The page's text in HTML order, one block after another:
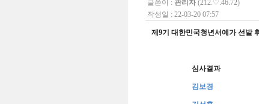
글쓴이 : 관리자 (212.♡.46.72)
작성일 : 22-03-20 07:57
제 9기 대한민국청년서예가 선발
심사결과
김보경